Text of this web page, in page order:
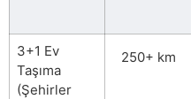
3+1 Ev
Taşıma
(Şehirler
250+ km